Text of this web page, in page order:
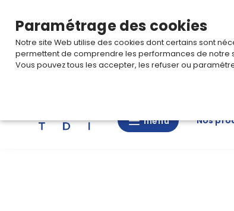
menu
menu Nos
Paramétrage des cookies
Notre site Web utilise des cookies dont certains sont
permettent de comprendre les performances de notre
Vous pouvez tous les accepter, les refuser ou